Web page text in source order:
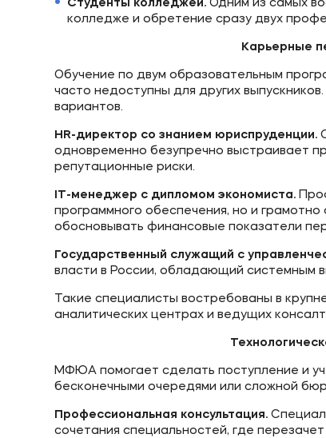
Студенты колледжей. Одним из самых
колледже и обретение сразу двух
Карьерные
Обучение по двум образовательным
часто недоступны для других
вариантов.
HR-директор со знанием юриспруденции.
одновременно безупречно выстраивает
репутационные риски.
IT-менеджер с дипломом экономиста.
программного обеспечения, но и
обосновывать финансовые показатели
Государственный служащий с
власти в России, обладающий системным
Такие специалисты востребованы в
аналитических центрах и ведущих
МФЮА помогает сделать поступление и
бесконечными очередями или сложной
Профессиональная консультация.
сочетания специальностей, где